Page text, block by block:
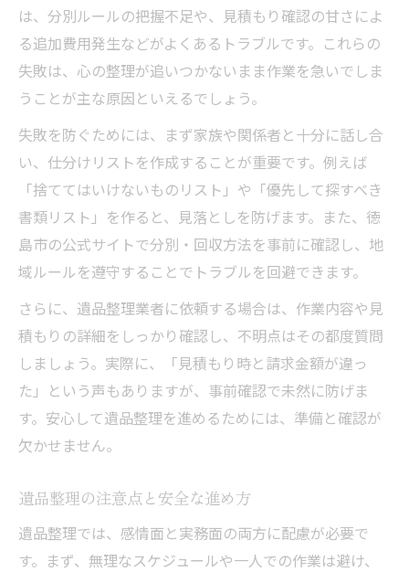
は、分別ルールの把握不足や、見積もり確認の甘さによ
る追加費用発生などがよくあるトラブルです。これらの
失敗は、心の整理が追いつかないまま作業を急いでしま
うことが主な原因といえるでしょう。
失敗を防ぐためには、まず家族や関係者と十分に話し合
い、仕分けリストを作成することが重要です。例えば
「捨ててはいけないものリスト」や「優先して探すべき
書類リスト」を作ると、見落としを防げます。また、徳
島市の公式サイトで分別・回収方法を事前に確認し、地
域ルールを遵守することでトラブルを回避できます。
さらに、遺品整理業者に依頼する場合は、作業内容や見
積もりの詳細をしっかり確認し、不明点はその都度質問
しましょう。実際に、「見積もり時と請求金額が違っ
た」という声もありますが、事前確認で未然に防げま
す。安心して遺品整理を進めるためには、準備と確認が
欠かせません。
遺品整理の注意点と安全な進め方
遺品整理では、感情面と実務面の両方に配慮が必要で
す。まず、無理なスケジュールや一人での作業は避け、